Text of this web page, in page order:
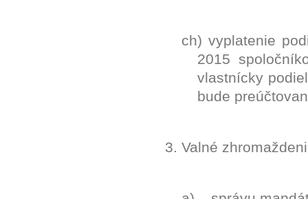
ch) vyplatenie
2015
vlastnícky
bude
3. Valné